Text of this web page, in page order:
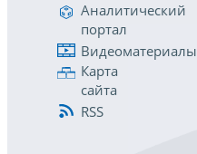
Аналитический
портал
Видеоматериалы
Карта
сайта
RSS